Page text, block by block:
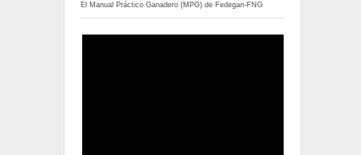
El Manual Práctico Ganadero (MPG) de Fedegan-FNG